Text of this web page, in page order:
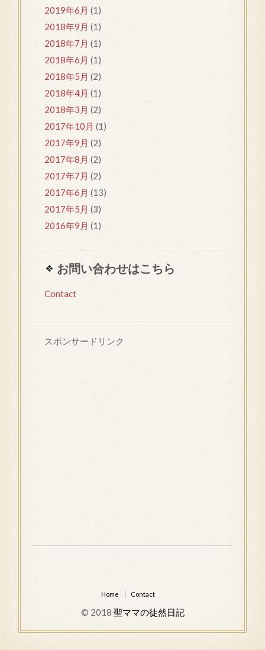
2019年6月 (1)
2018年9月 (1)
2018年7月 (1)
2018年6月 (1)
2018年5月 (2)
2018年4月 (1)
2018年3月 (2)
2017年10月 (1)
2017年9月 (2)
2017年8月 (2)
2017年7月 (2)
2017年6月 (13)
2017年5月 (3)
2016年9月 (1)
お問い合わせはこちら
Contact
スポンサードリンク
Home Contact
© 2018 聖ママの徒然日記